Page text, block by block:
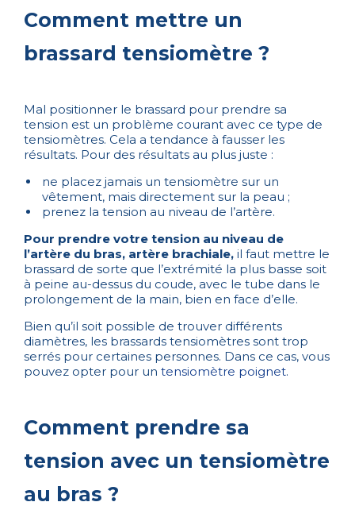
Comment mettre un
brassard tensiomètre ?
Mal positionner le brassard pour prendre sa
tension est un problème courant avec ce type de
tensiomètres. Cela a tendance à fausser les
résultats. Pour des résultats au plus juste :
ne placez jamais un tensiomètre sur un
vêtement, mais directement sur la peau ;
prenez la tension au niveau de l’artère.
Pour prendre votre tension au niveau de
l’artère du bras, artère brachiale, il faut mettre le
brassard de sorte que l’extrémité la plus basse soit
à peine au-dessus du coude, avec le tube dans le
prolongement de la main, bien en face d’elle.
Bien qu’il soit possible de trouver différents
diamètres, les brassards tensiomètres sont trop
serrés pour certaines personnes. Dans ce cas, vous
pouvez opter pour un tensiomètre poignet.
Comment prendre sa
tension avec un tensiomètre
au bras ?